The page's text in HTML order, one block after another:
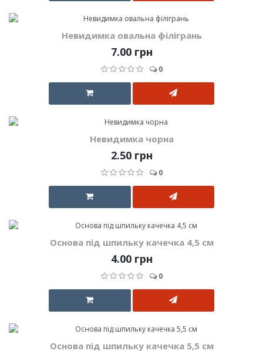
Невидимка овальна філігрань
7.00 грн
0
Невидимка чорна
2.50 грн
0
Основа під шпильку качечка 4,5 см
4.00 грн
0
Основа під шпильку качечка 5,5 см